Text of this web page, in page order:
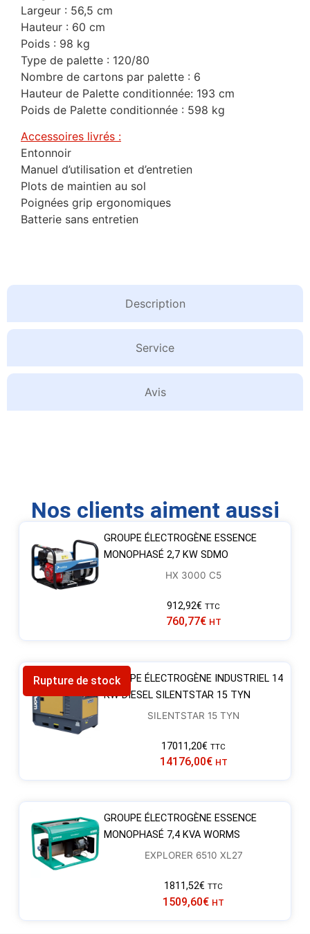
Description
Service
Avis
Largeur : 56,5 cm
Hauteur : 60 cm
Poids : 98 kg
Type de palette : 120/80
Nombre de cartons par palette : 6
Hauteur de Palette conditionnée: 193 cm
Poids de Palette conditionnée : 598 kg
Accessoires livrés :
Entonnoir
Manuel d’utilisation et d’entretien
Plots de maintien au sol
Poignées grip ergonomiques
Batterie sans entretien
Nos clients aiment aussi
GROUPE ÉLECTROGÈNE ESSENCE
MONOPHASÉ 2,7 KW SDMO
HX 3000 C5
912,92€ TTC
760,77€ HT
Rupture de stockGROUPE ÉLECTROGÈNE INDUSTRIEL 14
KW DIESEL SILENTSTAR 15 TYN
SILENTSTAR 15 TYN
17011,20€ TTC
14176,00€ HT
GROUPE ÉLECTROGÈNE ESSENCE
MONOPHASÉ 7,4 KVA WORMS
EXPLORER 6510 XL27
1811,52€ TTC
1509,60€ HT